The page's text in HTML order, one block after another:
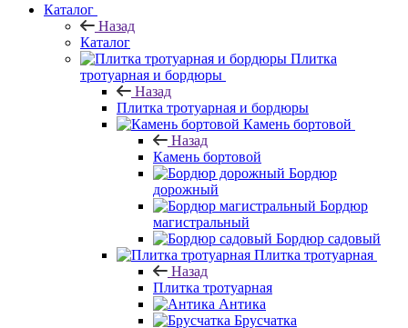
Каталог
Назад
Каталог
Плитка
тротуарная и бордюры
Назад
Плитка тротуарная и бордюры
Камень бортовой
Назад
Камень бортовой
Бордюр
дорожный
Бордюр
магистральный
Бордюр садовый
Плитка тротуарная
Назад
Плитка тротуарная
Антика
Брусчатка